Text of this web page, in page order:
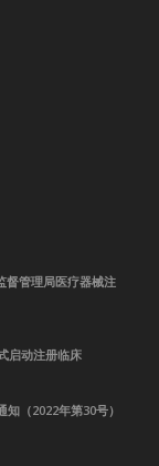
督管理局医疗器械注
启动注册临床
（2022年第30号）